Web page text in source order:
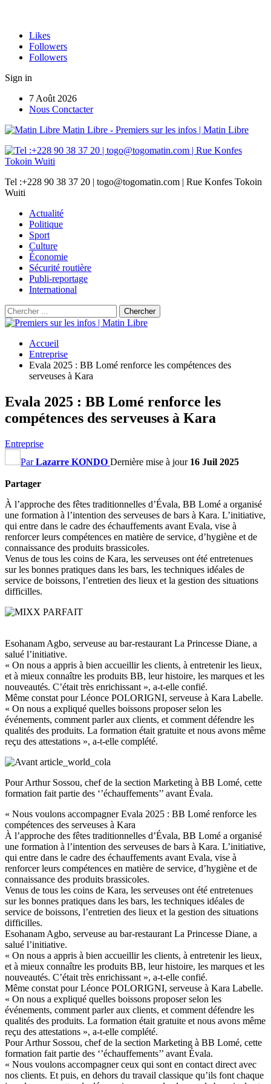
Likes
Followers
Followers
Sign in
7 Août 2026
Nous Conctacter
Matin Libre - Premiers sur les infos | Matin Libre
Tel :+228 90 38 37 20 | togo@togomatin.com | Rue Konfes Tokoin
Wuiti
Actualité
Politique
Sport
Culture
Économie
Sécurité routière
Publi-reportage
International
Accueil
Entreprise
Evala 2025 : BB Lomé renforce les compétences des
serveuses à Kara
Evala 2025 : BB Lomé renforce les
compétences des serveuses à Kara
Entreprise
ParLazarre KONDO Dernière mise à jour 16 Juil 2025
Partager
À l’approche des fêtes traditionnelles d’Évala, BB Lomé a organisé
une formation à l’intention des serveuses de bars à Kara. L’initiative,
qui entre dans le cadre des échauffements avant Evala, vise à
renforcer leurs compétences en matière de service, d’hygiène et de
connaissance des produits brassicoles.
Venus de tous les coins de Kara, les serveuses ont été entretenues
sur les bonnes pratiques dans les bars, les techniques idéales de
service de boissons, l’entretien des lieux et la gestion des situations
difficilles.
Esohanam Agbo, serveuse au bar-restaurant La Princesse Diane, a
salué l’initiative.
« On nous a appris à bien accueillir les clients, à entretenir les lieux,
et à mieux connaître les produits BB, leur histoire, les marques et les
nouveautés. C’était très enrichissant », a-t-elle confié.
Même constat pour Léonce POLORIGNI, serveuse à Kara Labelle.
« On nous a expliqué quelles boissons proposer selon les
événements, comment parler aux clients, et comment défendre les
qualités des produits. La formation était gratuite et nous avons même
reçu des attestations », a-t-elle complété.
Pour Arthur Sossou, chef de la section Marketing à BB Lomé, cette
formation fait partie des ‘’échauffements’’ avant Évala.
« Nous voulons accompagner Evala 2025 : BB Lomé renforce les
compétences des serveuses à Kara
À l’approche des fêtes traditionnelles d’Évala, BB Lomé a organisé
une formation à l’intention des serveuses de bars à Kara. L’initiative,
qui entre dans le cadre des échauffements avant Evala, vise à
renforcer leurs compétences en matière de service, d’hygiène et de
connaissance des produits brassicoles.
Venus de tous les coins de Kara, les serveuses ont été entretenues
sur les bonnes pratiques dans les bars, les techniques idéales de
service de boissons, l’entretien des lieux et la gestion des situations
difficilles.
Esohanam Agbo, serveuse au bar-restaurant La Princesse Diane, a
salué l’initiative.
« On nous a appris à bien accueillir les clients, à entretenir les lieux,
et à mieux connaître les produits BB, leur histoire, les marques et les
nouveautés. C’était très enrichissant », a-t-elle confié.
Même constat pour Léonce POLORIGNI, serveuse à Kara Labelle.
« On nous a expliqué quelles boissons proposer selon les
événements, comment parler aux clients, et comment défendre les
qualités des produits. La formation était gratuite et nous avons même
reçu des attestations », a-t-elle complété.
Pour Arthur Sossou, chef de la section Marketing à BB Lomé, cette
formation fait partie des ‘’échauffements’’ avant Évala.
« Nous voulons accompagner ceux qui sont en contact direct avec
nos clients. Et puis, en dehors du travail classique qu’ils font chaque